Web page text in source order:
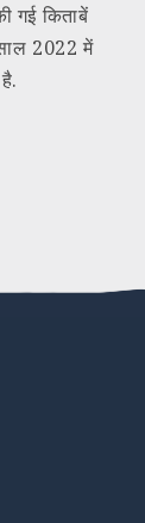
गई किताबें
2022 में